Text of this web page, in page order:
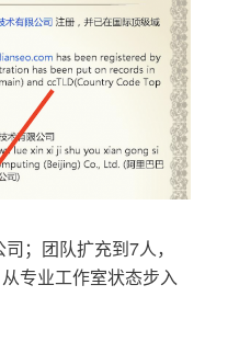
；团队扩充到7人，
专业工作室状态步入